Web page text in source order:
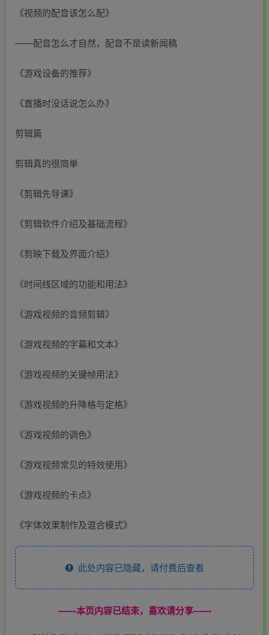
《视频的配音该怎么配》
——配音怎么才自然，配音不是读新闻稿
《游戏设备的推荐》
《直播时没话说怎么办》
剪辑篇
剪辑真的很简单
《剪辑先导课》
《剪辑软件介绍及基础流程》
《剪映下载及界面介绍》
《时间线区域的功能和用法》
《游戏视频的音频剪辑》
《游戏视频的字幕和文本》
《游戏视频的关键帧用法》
《游戏视频的升降格与定格》
《游戏视频的调色》
《游戏视频常见的特效使用》
《游戏视频的卡点》
《字体效果制作及混合模式》
此处内容已隐藏，请付费后查看
------本页内容已结束，喜欢请分享------